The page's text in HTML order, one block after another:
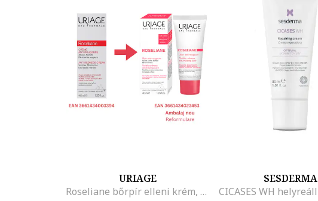
URIAGE
Roseliane bőrpír elleni krém, 40ml
SESDERMA